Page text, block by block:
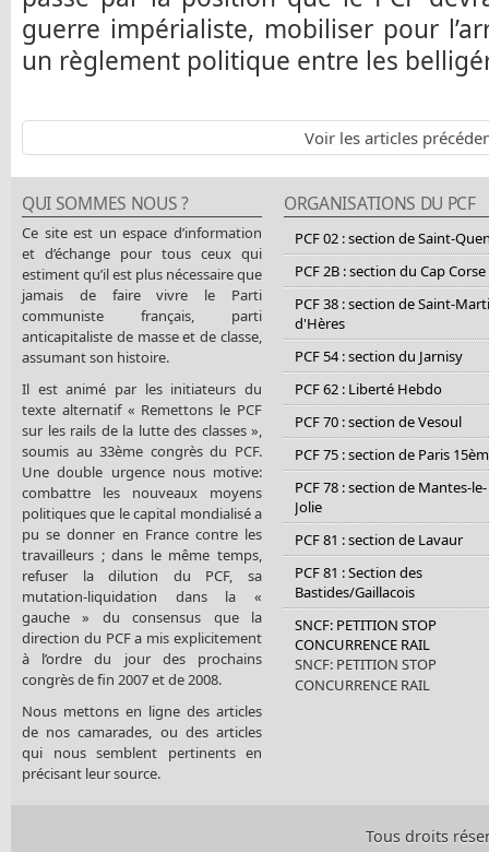
guerre impérialiste, mobiliser pour
un règlement politique entre les
Voir les articles
QUI SOMMES NOUS ?
Ce site est un espace d’information
et d’échange pour tous ceux qui
estiment qu’il est plus nécessaire que
jamais de faire vivre le Parti
communiste français, parti
anticapitaliste de masse et de classe,
assumant son histoire.
Il est animé par les initiateurs du
texte alternatif « Remettons le PCF
sur les rails de la lutte des classes »,
soumis au 33ème congrès du PCF.
Une double urgence nous motive:
combattre les nouveaux moyens
politiques que le capital mondialisé a
pu se donner en France contre les
travailleurs ; dans le même temps,
refuser la dilution du PCF, sa
mutation-liquidation dans la «
gauche » du consensus que la
direction du PCF a mis explicitement
à l’ordre du jour des prochains
congrès de fin 2007 et de 2008.
Nous mettons en ligne des articles
de nos camarades, ou des articles
qui nous semblent pertinents en
précisant leur source.
ORGANISATIONS DU PCF
PCF 02 : section de Saint-
PCF 2B : section du Cap Corse
PCF 38 : section de Saint-
d'Hères
PCF 54 : section du Jarnisy
PCF 62 : Liberté Hebdo
PCF 70 : section de Vesoul
PCF 75 : section de Paris
PCF 78 : section de Mantes-le-
Jolie
PCF 81 : section de Lavaur
PCF 81 : Section des
Bastides/Gaillacois
SNCF: PETITION STOP
CONCURRENCE RAIL
SNCF: PETITION STOP
CONCURRENCE RAIL
Tous droits